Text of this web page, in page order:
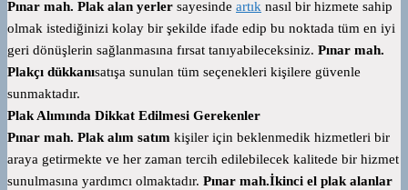
Pınar mah. Plak alan yerler sayesinde artık nasıl bir hizmete sahip
olmak istediğinizi kolay bir şekilde ifade edip bu noktada tüm en iyi
geri dönüşlerin sağlanmasına fırsat tanıyabileceksiniz. Pınar mah.
Plakçı dükkanısatışa sunulan tüm seçenekleri kişilere güvenle
sunmaktadır.
Plak Alımında Dikkat Edilmesi Gerekenler
Pınar mah. Plak alım satım kişiler için beklenmedik hizmetleri bir
araya getirmekte ve her zaman tercih edilebilecek kalitede bir hizmet
sunulmasına yardımcı olmaktadır. Pınar mah.İkinci el plak alanlar